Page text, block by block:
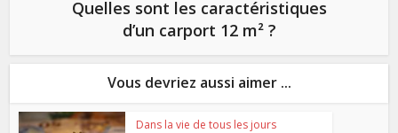
Quelles sont les caractéristiques
d’un carport 12 m² ?
Vous devriez aussi aimer ...
Dans la vie de tous les jours